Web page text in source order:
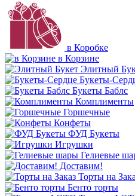
в Коробке
в Корзине
Элитный
Букеты-
Букеты Баблс
Комплименты
Горшечные
Конфеты
ФУД Букеты
Игрушки
Гелиевые
Доставим!
Торты на
Бенто торты